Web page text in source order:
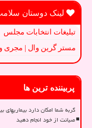
لینک دوستان
تبلیغات انتخابات مجلس
مستر گرین وال | مجری و
پربیننده ترین ها
گربه شما امکان دارد
صیانت از خود انجام دهید